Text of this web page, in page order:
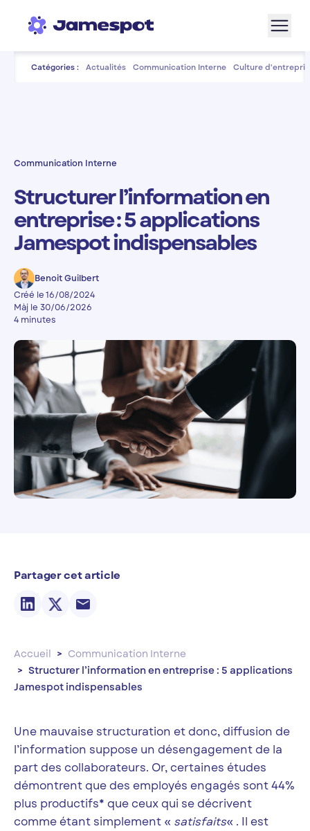
Catégories : Actualités Communication Interne Culture
Communication Interne
Structurer l’information en
entreprise : 5 applications
Jamespot indispensables
Benoit Guilbert
Créé le 16/08/2024
Màj le 30/06/2026
4 minutes
Partager cet article
Accueil
Communication Interne
Structurer l’information en entreprise : 5 applications
Jamespot indispensables
Une mauvaise structuration et donc, diffusion de
l’information suppose un désengagement de la
part des collaborateurs. Or, certaines études
démontrent que des employés engagés sont 44%
plus productifs* que ceux qui se décrivent
comme étant simplement « satisfaits« . Il est